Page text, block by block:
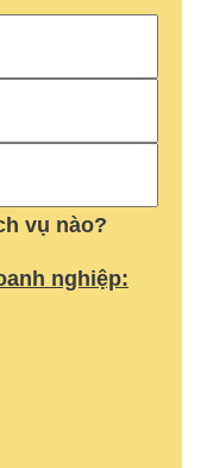
vụ nào?
nghiệp: